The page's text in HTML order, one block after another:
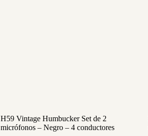
H59 Vintage Humbucker Set de 2
micrófonos – Negro – 4 conductores